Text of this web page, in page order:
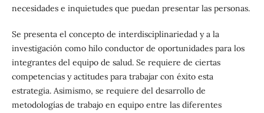
necesidades e inquietudes que puedan presentar las personas.
Se presenta el concepto de interdisciplinariedad y a la
investigación como hilo conductor de oportunidades para los
integrantes del equipo de salud. Se requiere de ciertas
competencias y actitudes para trabajar con éxito esta
estrategia. Asimismo, se requiere del desarrollo de
metodologías de trabajo en equipo entre las diferentes